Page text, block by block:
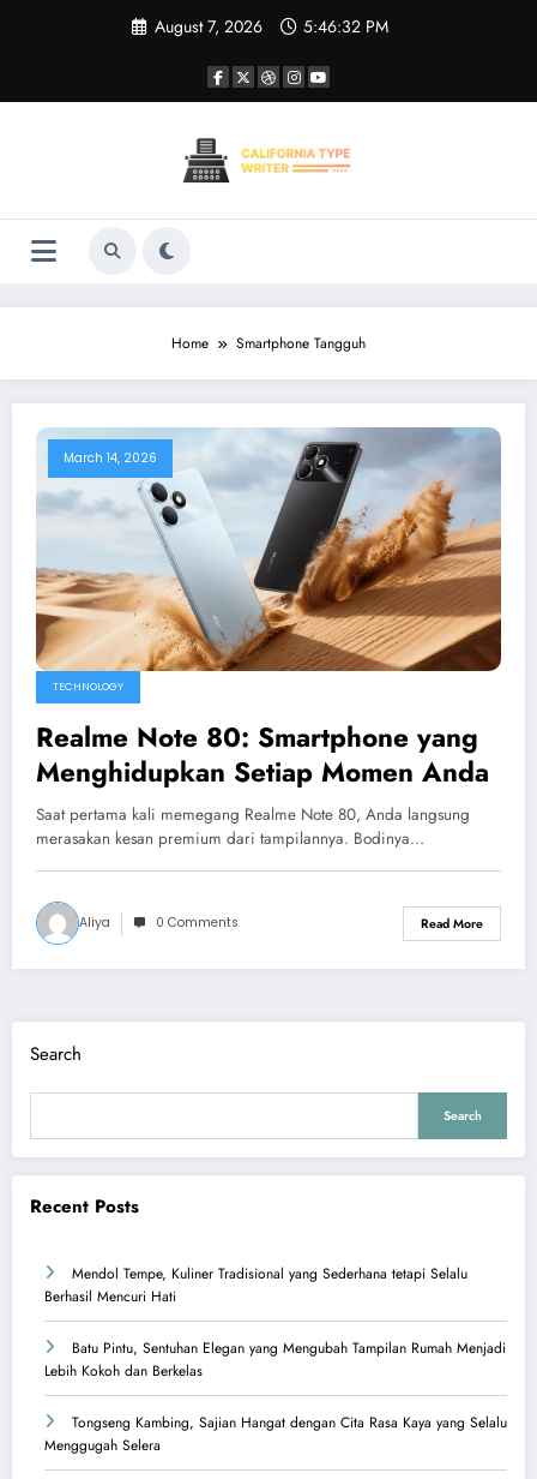
August 7, 2026 5:46:32 PM
Home Smartphone Tangguh
March 14, 2026
TECHNOLOGY
Realme Note 80: Smartphone yang
Menghidupkan Setiap Momen Anda
Saat pertama kali memegang Realme Note 80, Anda langsung
merasakan kesan premium dari tampilannya. Bodinya…
Aliya 0 Comments Read More
Search
Search
Recent Posts
Mendol Tempe, Kuliner Tradisional yang Sederhana tetapi Selalu
Berhasil Mencuri Hati
Batu Pintu, Sentuhan Elegan yang Mengubah Tampilan Rumah Menjadi
Lebih Kokoh dan Berkelas
Tongseng Kambing, Sajian Hangat dengan Cita Rasa Kaya yang Selalu
Menggugah Selera